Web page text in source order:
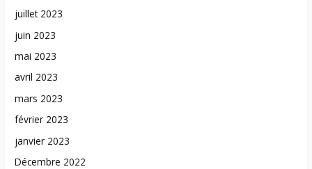
juillet 2023
juin 2023
mai 2023
avril 2023
mars 2023
février 2023
janvier 2023
Décembre 2022